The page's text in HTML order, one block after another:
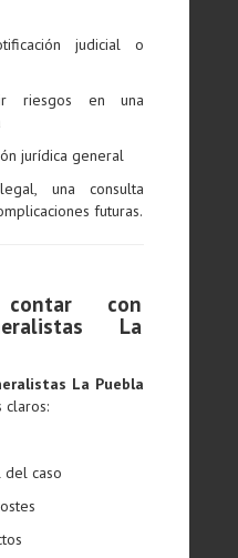
judicial o
riesgos en una
jurídica general
una consulta
futuras.
con
La
La Puebla
del caso